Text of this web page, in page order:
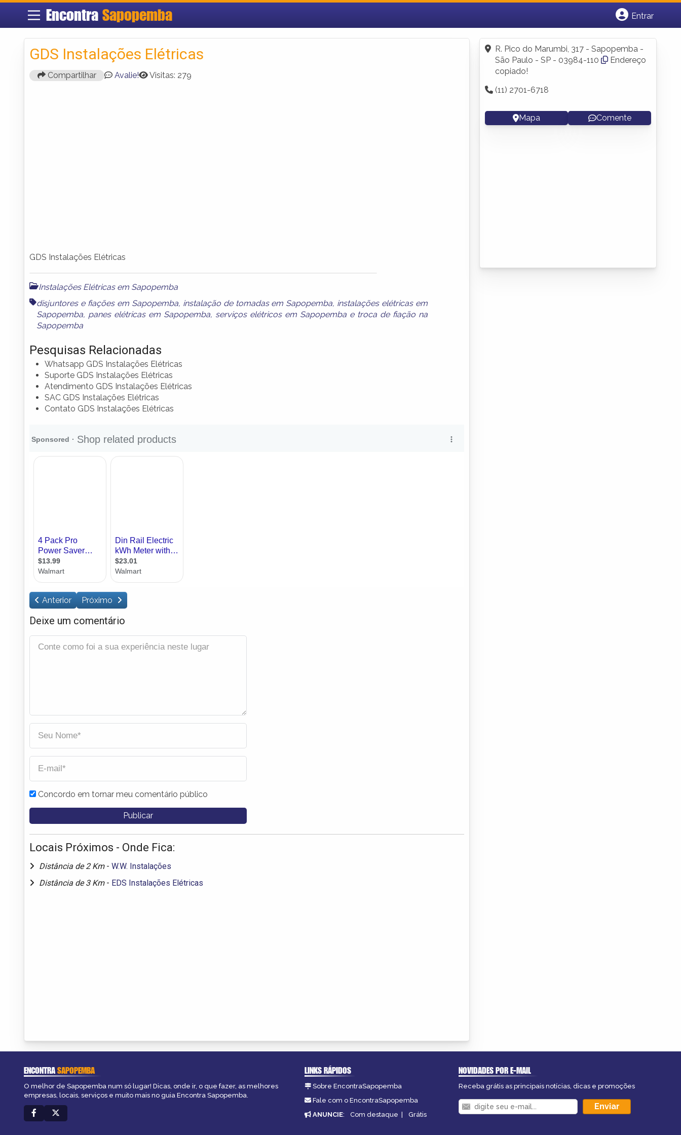
Encontra Sapopemba
Entrar
Fazer login
Criar conta
GDS Instalações Elétricas
Compartilhar Avalie! Visitas: 279
GDS Instalações Elétricas
Instalações Elétricas em Sapopemba
disjuntores e fiações em Sapopemba, instalação de tomadas em Sapopemba, instalações elétricas em
Sapopemba, panes elétricas em Sapopemba, serviços elétricos em Sapopemba e troca de fiação na
Sapopemba
Pesquisas Relacionadas
Whatsapp GDS Instalações Elétricas
Suporte GDS Instalações Elétricas
Atendimento GDS Instalações Elétricas
SAC GDS Instalações Elétricas
Contato GDS Instalações Elétricas
Anterior Próximo
Deixe um comentário
Concordo em tornar meu comentário público
Locais Próximos - Onde Fica:
Distância de 2 Km - W.W. Instalações
Distância de 3 Km - EDS Instalações Elétricas
R. Pico do Marumbi, 317 - Sapopemba -
São Paulo - SP - 03984-110
Endereço
copiado!
(11) 2701-6718
Mapa Comente
ENCONTRASAPOPEMBA
O melhor de Sapopemba num só lugar! Dicas, onde ir, o que fazer, as melhores
empresas, locais, serviços e muito mais no guia Encontra Sapopemba.
LINKS RÁPIDOS
Sobre EncontraSapopemba
Fale com o EncontraSapopemba
ANUNCIE: Com destaque | Grátis
NOVIDADES POR E-MAIL
Receba grátis as principais notícias, dicas e promoções